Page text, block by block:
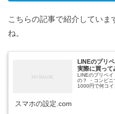
こちらの記事で紹介していま
ね。
LINEのプリ
実際に買って
LINEのプリペイ
の？ ・コンビニ
1000円で何コ
スマホの設定.com